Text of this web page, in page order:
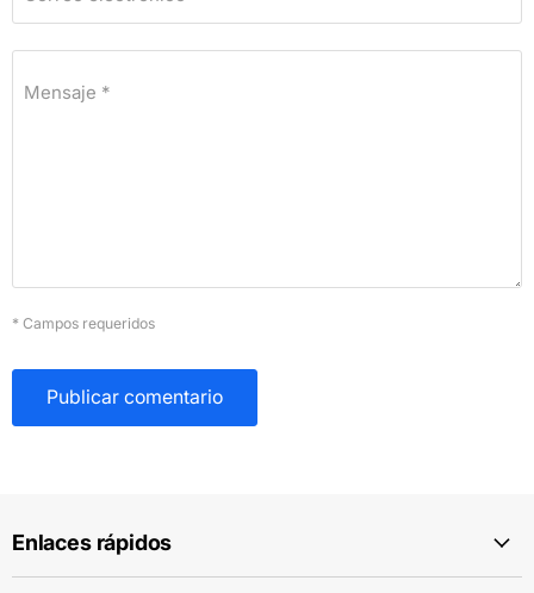
Mensaje *
* Campos requeridos
Publicar comentario
Enlaces rápidos